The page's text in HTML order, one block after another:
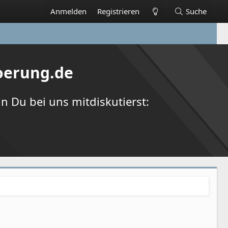
Anmelden Registrieren Suche
Du bei uns mitdiskutierst: